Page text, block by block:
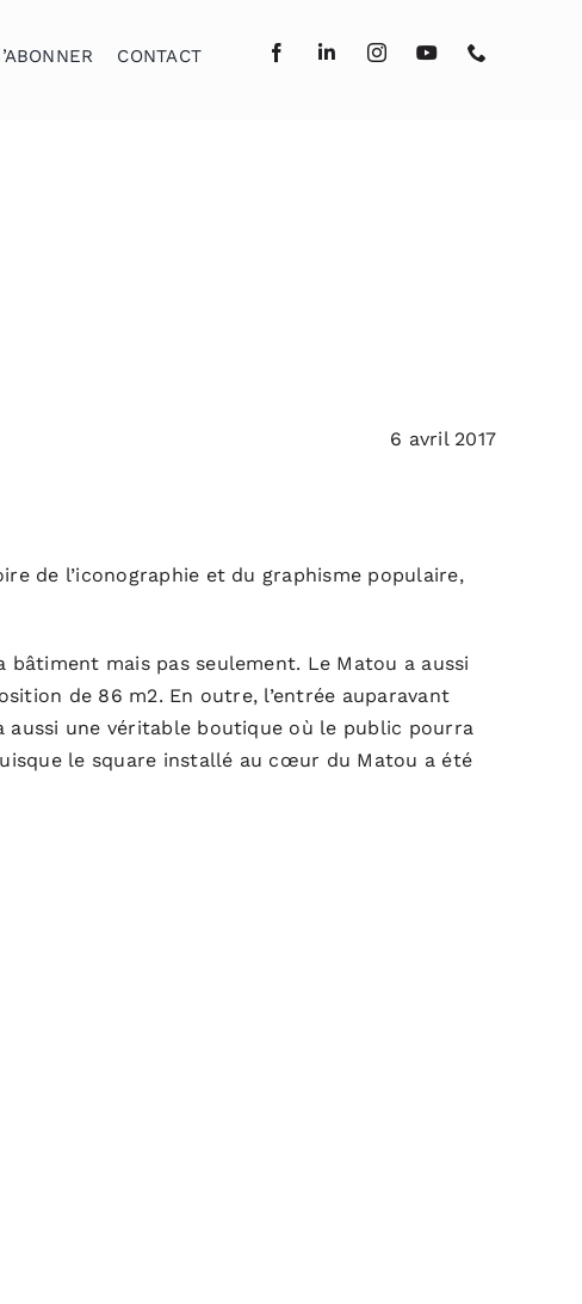
CONTACT
6 avril 2017
de l’iconographie et du graphisme populaire,
mais pas seulement. Le Matou a aussi
de 86 m2. En outre, l’entrée auparavant
aussi une véritable boutique où le public pourra
le square installé au cœur du Matou a été